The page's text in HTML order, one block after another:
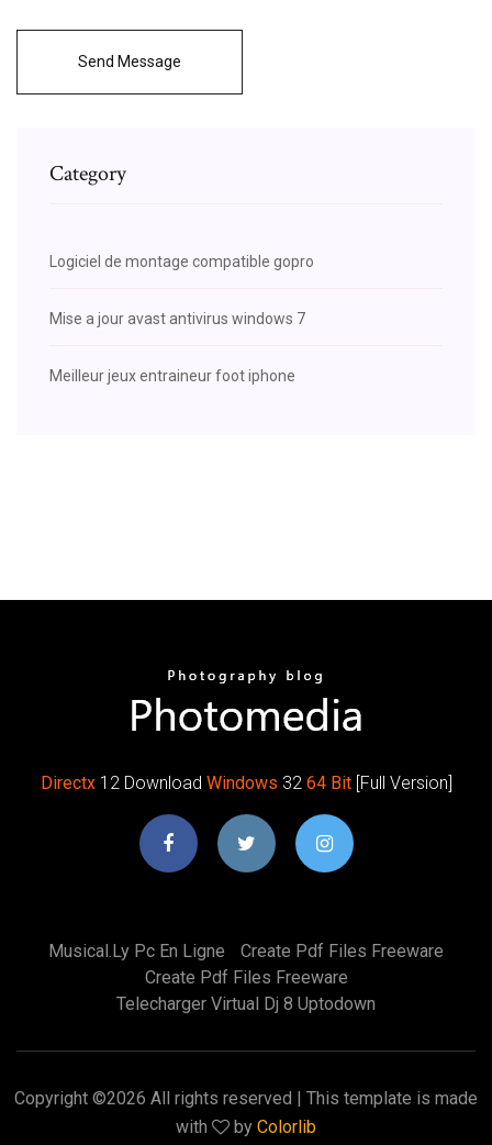
Send Message
Category
Logiciel de montage compatible gopro
Mise a jour avast antivirus windows 7
Meilleur jeux entraineur foot iphone
Directx12 Download Windows 32 64 Bit[Full Version]
Musical.ly Pc En Ligne
Create Pdf Files Freeware
Create Pdf Files Freeware
Telecharger Virtual Dj 8 Uptodown
Copyright ©2026 All rights reserved | This template is made
with
by Colorlib